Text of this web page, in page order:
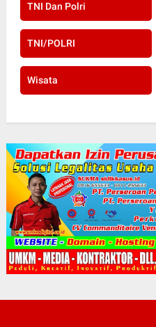
TNI Dan Polri
TNI/POLRI
Wisata